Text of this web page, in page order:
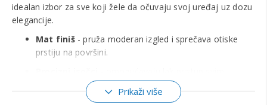
idealan izbor za sve koji žele da očuvaju svoj uređaj uz dozu
elegancije.
Mat finiš- pruža moderan izgled i sprečava otiske
prstiju na površini.
dugmadima, portovima i kameri bez skidanja maske.
Prikaži više